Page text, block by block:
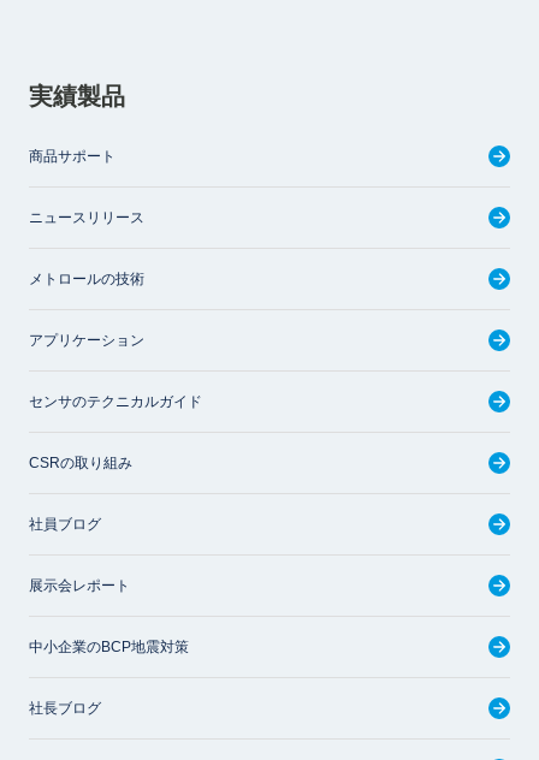
実績製品
商品サポート
ニュースリリース
メトロールの技術
アプリケーション
センサのテクニカルガイド
CSRの取り組み
社員ブログ
展示会レポート
中小企業のBCP地震対策
社長ブログ